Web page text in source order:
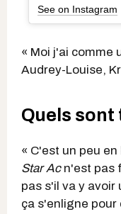
See on Instagram
« Moi j'ai comme
Audrey-Louise,
Quels sont
« C'est un peu
Star Ac n'est pas
pas s'il va y avoir
ça s'enligne pour